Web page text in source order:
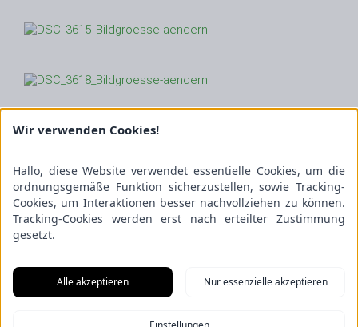
Wir verwenden Cookies!
Hallo, diese Website verwendet essentielle Cookies, um die
ordnungsgemäße Funktion sicherzustellen, sowie Tracking-
Cookies, um Interaktionen besser nachvollziehen zu können.
Tracking-Cookies werden erst nach erteilter Zustimmung
gesetzt.
Alle akzeptieren Nur essenzielle akzeptieren